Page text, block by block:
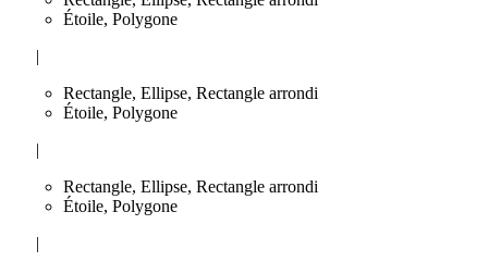
Étoile, Polygone
|
Rectangle, Ellipse, Rectangle arrondi
Étoile, Polygone
|
Rectangle, Ellipse, Rectangle arrondi
Étoile, Polygone
|